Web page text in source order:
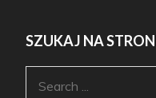
SZUKAJ NA